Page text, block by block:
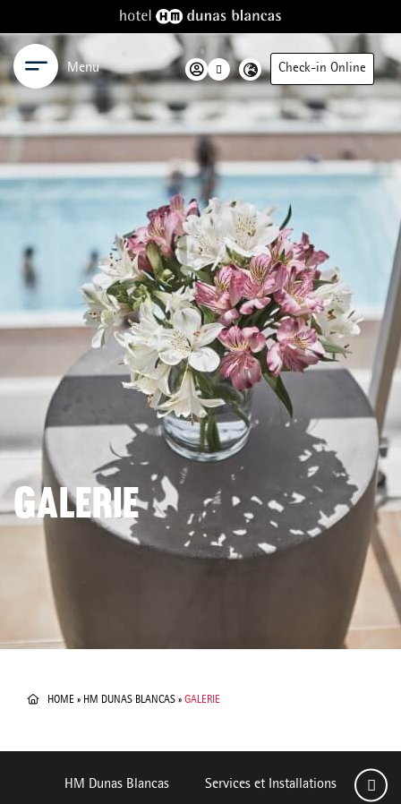
Menu Check-in Online
GALERIE
HOME » HM DUNAS BLANCAS » GALERIE
HM Dunas Blancas Services et Installations